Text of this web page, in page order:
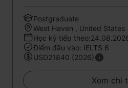
Postgraduate
West Haven , United States
Học kỳ tiếp
Điểm đầu vào: IELTS 6
USD21840 (2026)
Xem chi